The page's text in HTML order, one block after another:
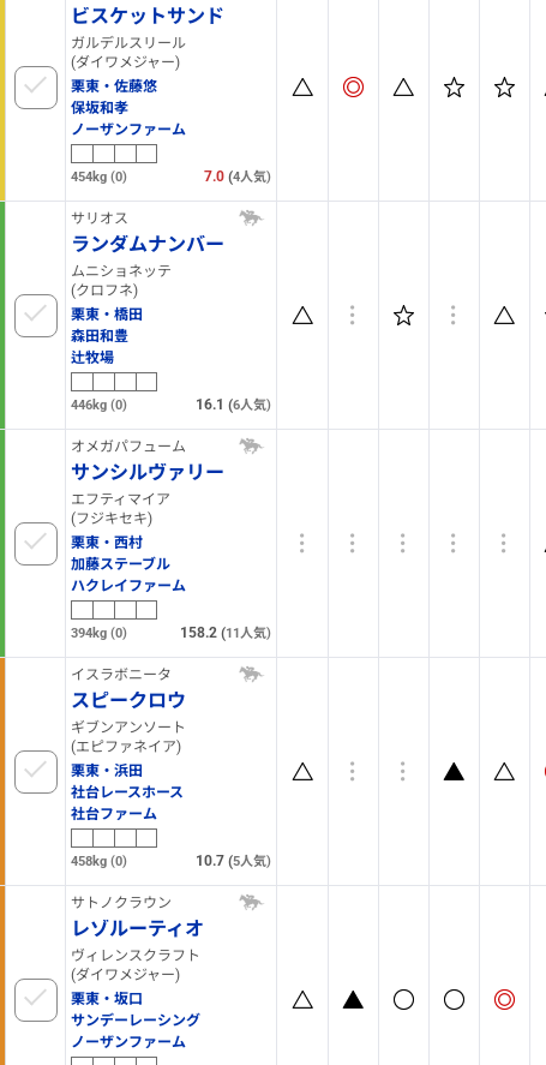
ビスケットサンド
ガルデルスリール
(ダイワメジャー)
栗東・佐藤悠
保坂和孝
ノーザンファーム
454kg (0) 7.0 (4人気)
サリオス
ランダムナンバー
ムニショネッテ
(クロフネ)
栗東・橋田
森田和豊
辻牧場
446kg (0) 16.1 (6人気)
オメガパフューム
サンシルヴァリー
エフティマイア
(フジキセキ)
栗東・西村
加藤ステーブル
ハクレイファーム
394kg (0) 158.2 (11人気)
イスラボニータ
スピークロウ
ギブンアンソート
(エピファネイア)
栗東・浜田
社台レースホース
社台ファーム
458kg (0) 10.7 (5人気)
サトノクラウン
レゾルーティオ
ヴィレンスクラフト
(ダイワメジャー)
栗東・坂口
サンデーレーシング
ノーザンファーム